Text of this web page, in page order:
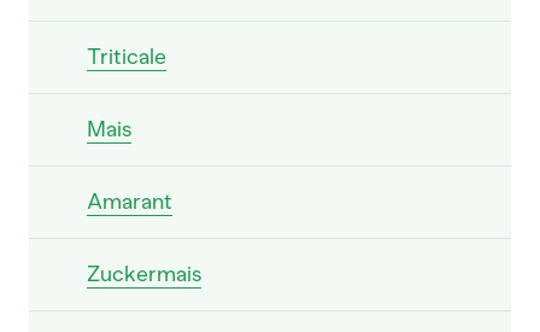
Triticale
Mais
Amarant
Zuckermais